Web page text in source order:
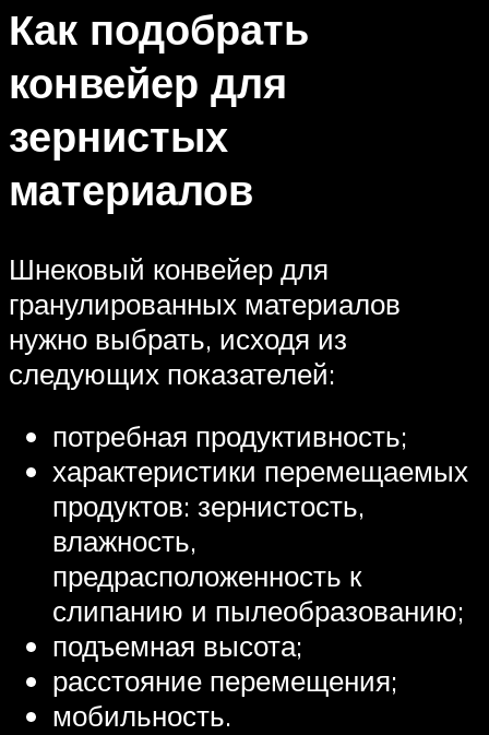
Как подобрать
конвейер для
зернистых
материалов
Шнековый конвейер для
гранулированных материалов
нужно выбрать, исходя из
следующих показателей:
потребная продуктивность;
характеристики перемещаемых
продуктов: зернистость,
влажность,
предрасположенность к
слипанию и пылеобразованию;
подъемная высота;
расстояние перемещения;
мобильность.